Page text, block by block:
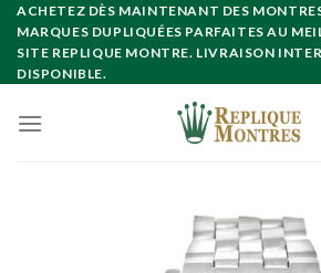
Skip
content
ACHETEZ DÈS MAINTENANT DES
MARQUES DUPLIQUÉES PARFAITES AU
SITE REPLIQUE MONTRE. LIVRAISON
DISPONIBLE.